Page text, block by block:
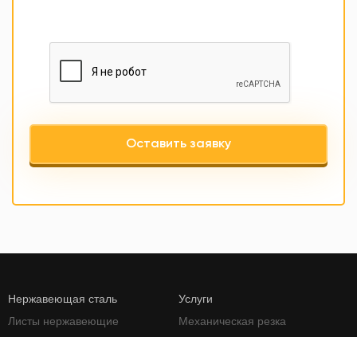
Оставить заявку
Нержавеющая сталь
Листы нержавеющие
Услуги
Механическая резка